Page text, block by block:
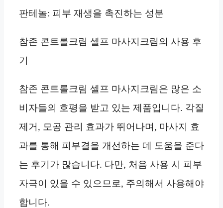
판테놀: 피부 재생을 촉진하는 성분
참존 콘트롤크림 셀프 마사지크림의 사용 후
기
참존 콘트롤크림 셀프 마사지크림은 많은 소
비자들의 호평을 받고 있는 제품입니다. 각질
제거, 모공 관리 효과가 뛰어나며, 마사지 효
과를 통해 피부결을 개선하는 데 도움을 준다
는 후기가 많습니다. 다만, 처음 사용 시 피부
자극이 있을 수 있으므로, 주의해서 사용해야
합니다.